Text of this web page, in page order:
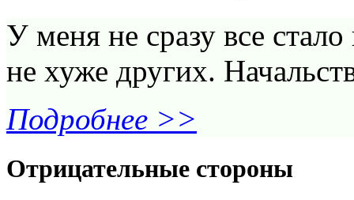
У меня не сразу все
не хуже других.
Подробнее >>
Отрицательные стороны